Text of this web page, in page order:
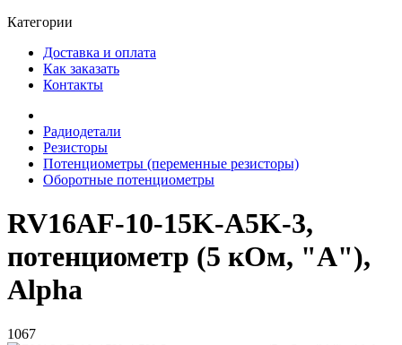
Категории
Доставка и оплата
Как заказать
Контакты
Радиодетали
Резисторы
Потенциометры (переменные резисторы)
Оборотные потенциометры
RV16AF-10-15K-A5K-3,
потенциометр (5 кОм, "A"),
Alpha
1067